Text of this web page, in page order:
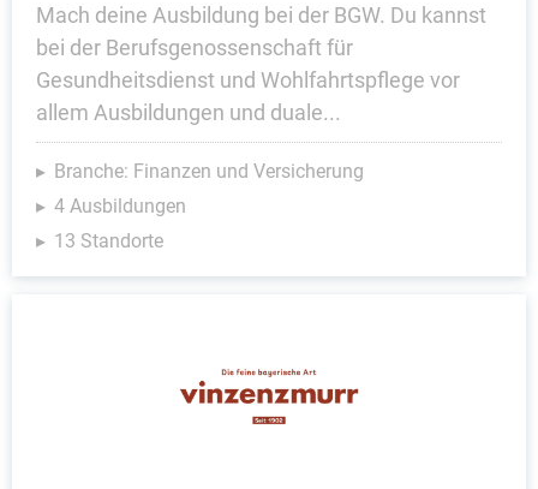
Mach deine Ausbildung bei der BGW. Du kannst
bei der Berufsgenossenschaft für
Gesundheitsdienst und Wohlfahrtspflege vor
allem Ausbildungen und duale...
Branche: Finanzen und Versicherung
4 Ausbildungen
13 Standorte